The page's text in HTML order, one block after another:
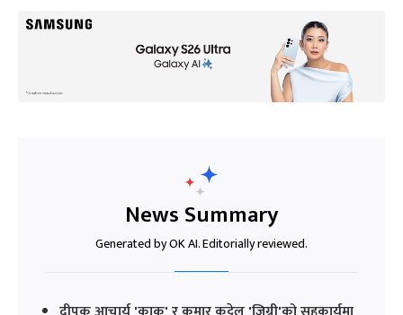
News Summary
Generated by OK AI. Editorially reviewed.